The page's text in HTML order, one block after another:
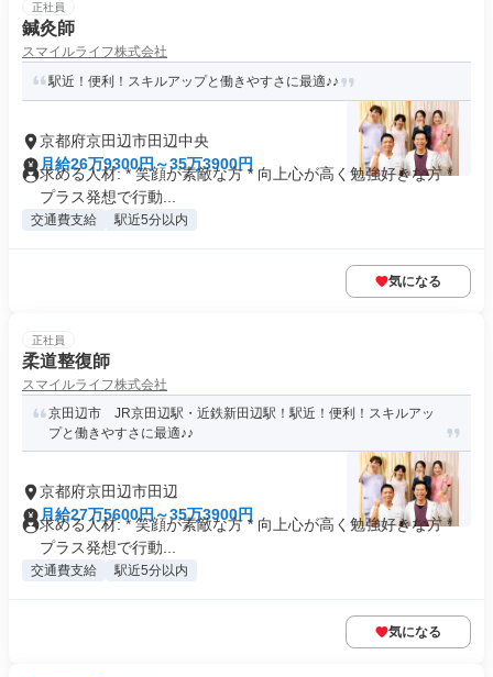
正社員
鍼灸師
スマイルライフ株式会社
駅近！便利！スキルアップと働きやすさに最適♪♪
京都府京田辺市田辺中央
月給26万9300円～35万3900円
求める人材: * 笑顔が素敵な方 * 向上心が高く勉強好きな方 *
プラス発想で行動...
交通費支給 駅近5分以内
気になる
正社員
柔道整復師
スマイルライフ株式会社
京田辺市 JR京田辺駅・近鉄新田辺駅！駅近！便利！スキルアッ
プと働きやすさに最適♪♪
京都府京田辺市田辺
月給27万5600円～35万3900円
求める人材: * 笑顔が素敵な方 * 向上心が高く勉強好きな方 *
プラス発想で行動...
交通費支給 駅近5分以内
気になる